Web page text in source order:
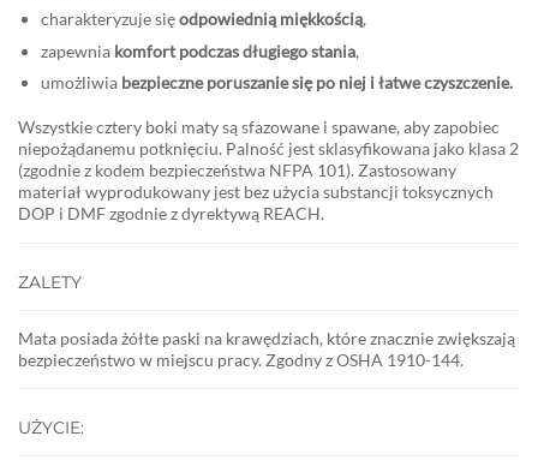
charakteryzuje sięodpowiednią miękkością,
zapewnia komfort podczas długiego stania,
umożliwia bezpieczne poruszanie się po niej i łatwe czyszczenie.
Wszystkie cztery boki maty są sfazowane i spawane, aby zapobiec
niepożądanemu potknięciu. Palność jest sklasyfikowana jako klasa 2
(zgodnie z kodem bezpieczeństwa NFPA 101). Zastosowany
materiał wyprodukowany jest bez użycia substancji toksycznych
DOP i DMF zgodnie z dyrektywą REACH.
ZALETY
Mata posiada żółte paski na krawędziach, które znacznie zwiększają
bezpieczeństwo w miejscu pracy. Zgodny z OSHA 1910-144.
UŻYCIE: